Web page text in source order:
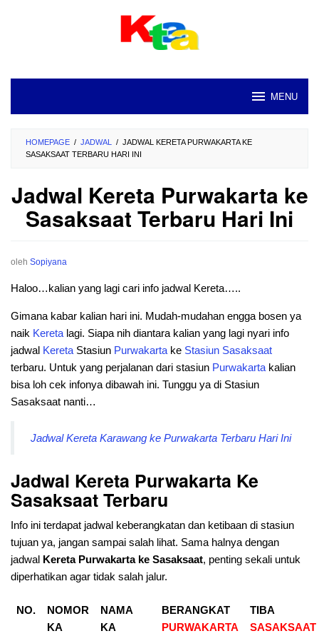
MENU
HOMEPAGE / JADWAL / JADWAL KERETA PURWAKARTA KE
SASAKSAAT TERBARU HARI INI
Jadwal Kereta Purwakarta ke
Sasaksaat Terbaru Hari Ini
oleh Sopiyana
Haloo…kalian yang lagi cari info jadwal Kereta…..
Gimana kabar kalian hari ini. Mudah-mudahan engga bosen ya
naik Kereta lagi. Siapa nih diantara kalian yang lagi nyari info
jadwal Kereta Stasiun Purwakarta ke Stasiun Sasaksaat
terbaru. Untuk yang perjalanan dari stasiun Purwakarta kalian
bisa loh cek infonya dibawah ini. Tunggu ya di Stasiun
Sasaksaat nanti…
Jadwal Kereta Karawang ke Purwakarta Terbaru Hari Ini
Jadwal Kereta Purwakarta Ke
Sasaksaat Terbaru
Info ini terdapat jadwal keberangkatan dan ketibaan di stasiun
tujuan ya, jangan sampai salah lihat. Sama halnya dengan
jadwal Kereta Purwakarta ke Sasaksaat, penting sekali untuk
diperhatikan agar tidak salah jalur.
NO.
NOMOR
KA
NAMA
KA
BERANGKAT
PURWAKARTA
TIBA
SASAKSAAT